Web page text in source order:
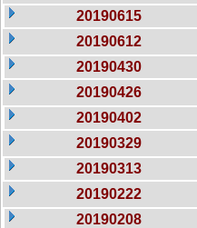
20190615
20190612
20190430
20190426
20190402
20190329
20190313
20190222
20190208